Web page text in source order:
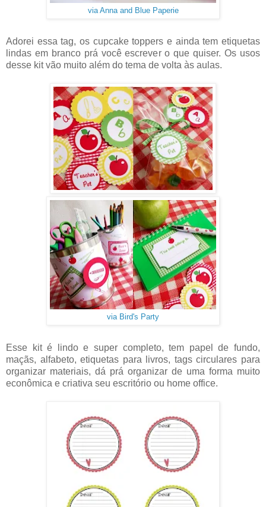
via Anna and Blue Paperie
Adorei essa tag, os cupcake toppers e ainda tem etiquetas
lindas em branco prá você escrever o que quiser. Os usos
desse kit vão muito além do tema de volta às aulas.
via Bird's Party
Esse kit é lindo e super completo, tem papel de fundo,
maçãs, alfabeto, etiquetas para livros, tags circulares para
organizar materiais, dá prá organizar de uma forma muito
econômica e criativa seu escritório ou home office.